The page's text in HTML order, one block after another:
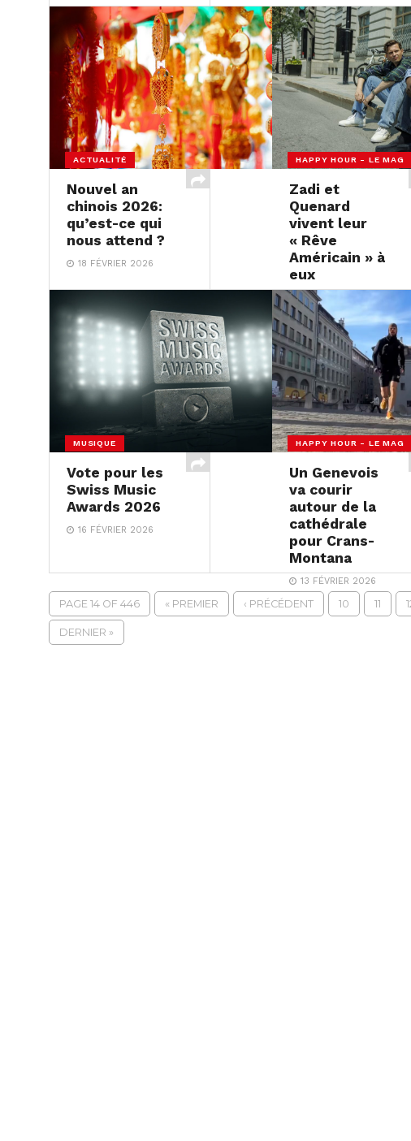
ACTUALITÉ
Nouvel an
chinois 2026:
qu’est-ce qui
nous attend ?
18 FÉVRIER 2026
HAPPY HOUR - LE MAG
Zadi et
Quenard
vivent leur
« Rêve
Américain » à
eux
17 FÉVRIER 2026
MUSIQUE
Vote pour les
Swiss Music
Awards 2026
16 FÉVRIER 2026
HAPPY HOUR - LE MAG
Un Genevois
va courir
autour de la
cathédrale
pour Crans-
Montana
13 FÉVRIER 2026
PAGE 14 OF 446 « PREMIER ‹ PRÉCÉDENT 10 11
DERNIER »